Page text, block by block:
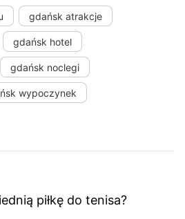
gdańsk atrakcje
gdańsk hotel
gdańsk noclegi
wypoczynek
piłkę do tenisa?